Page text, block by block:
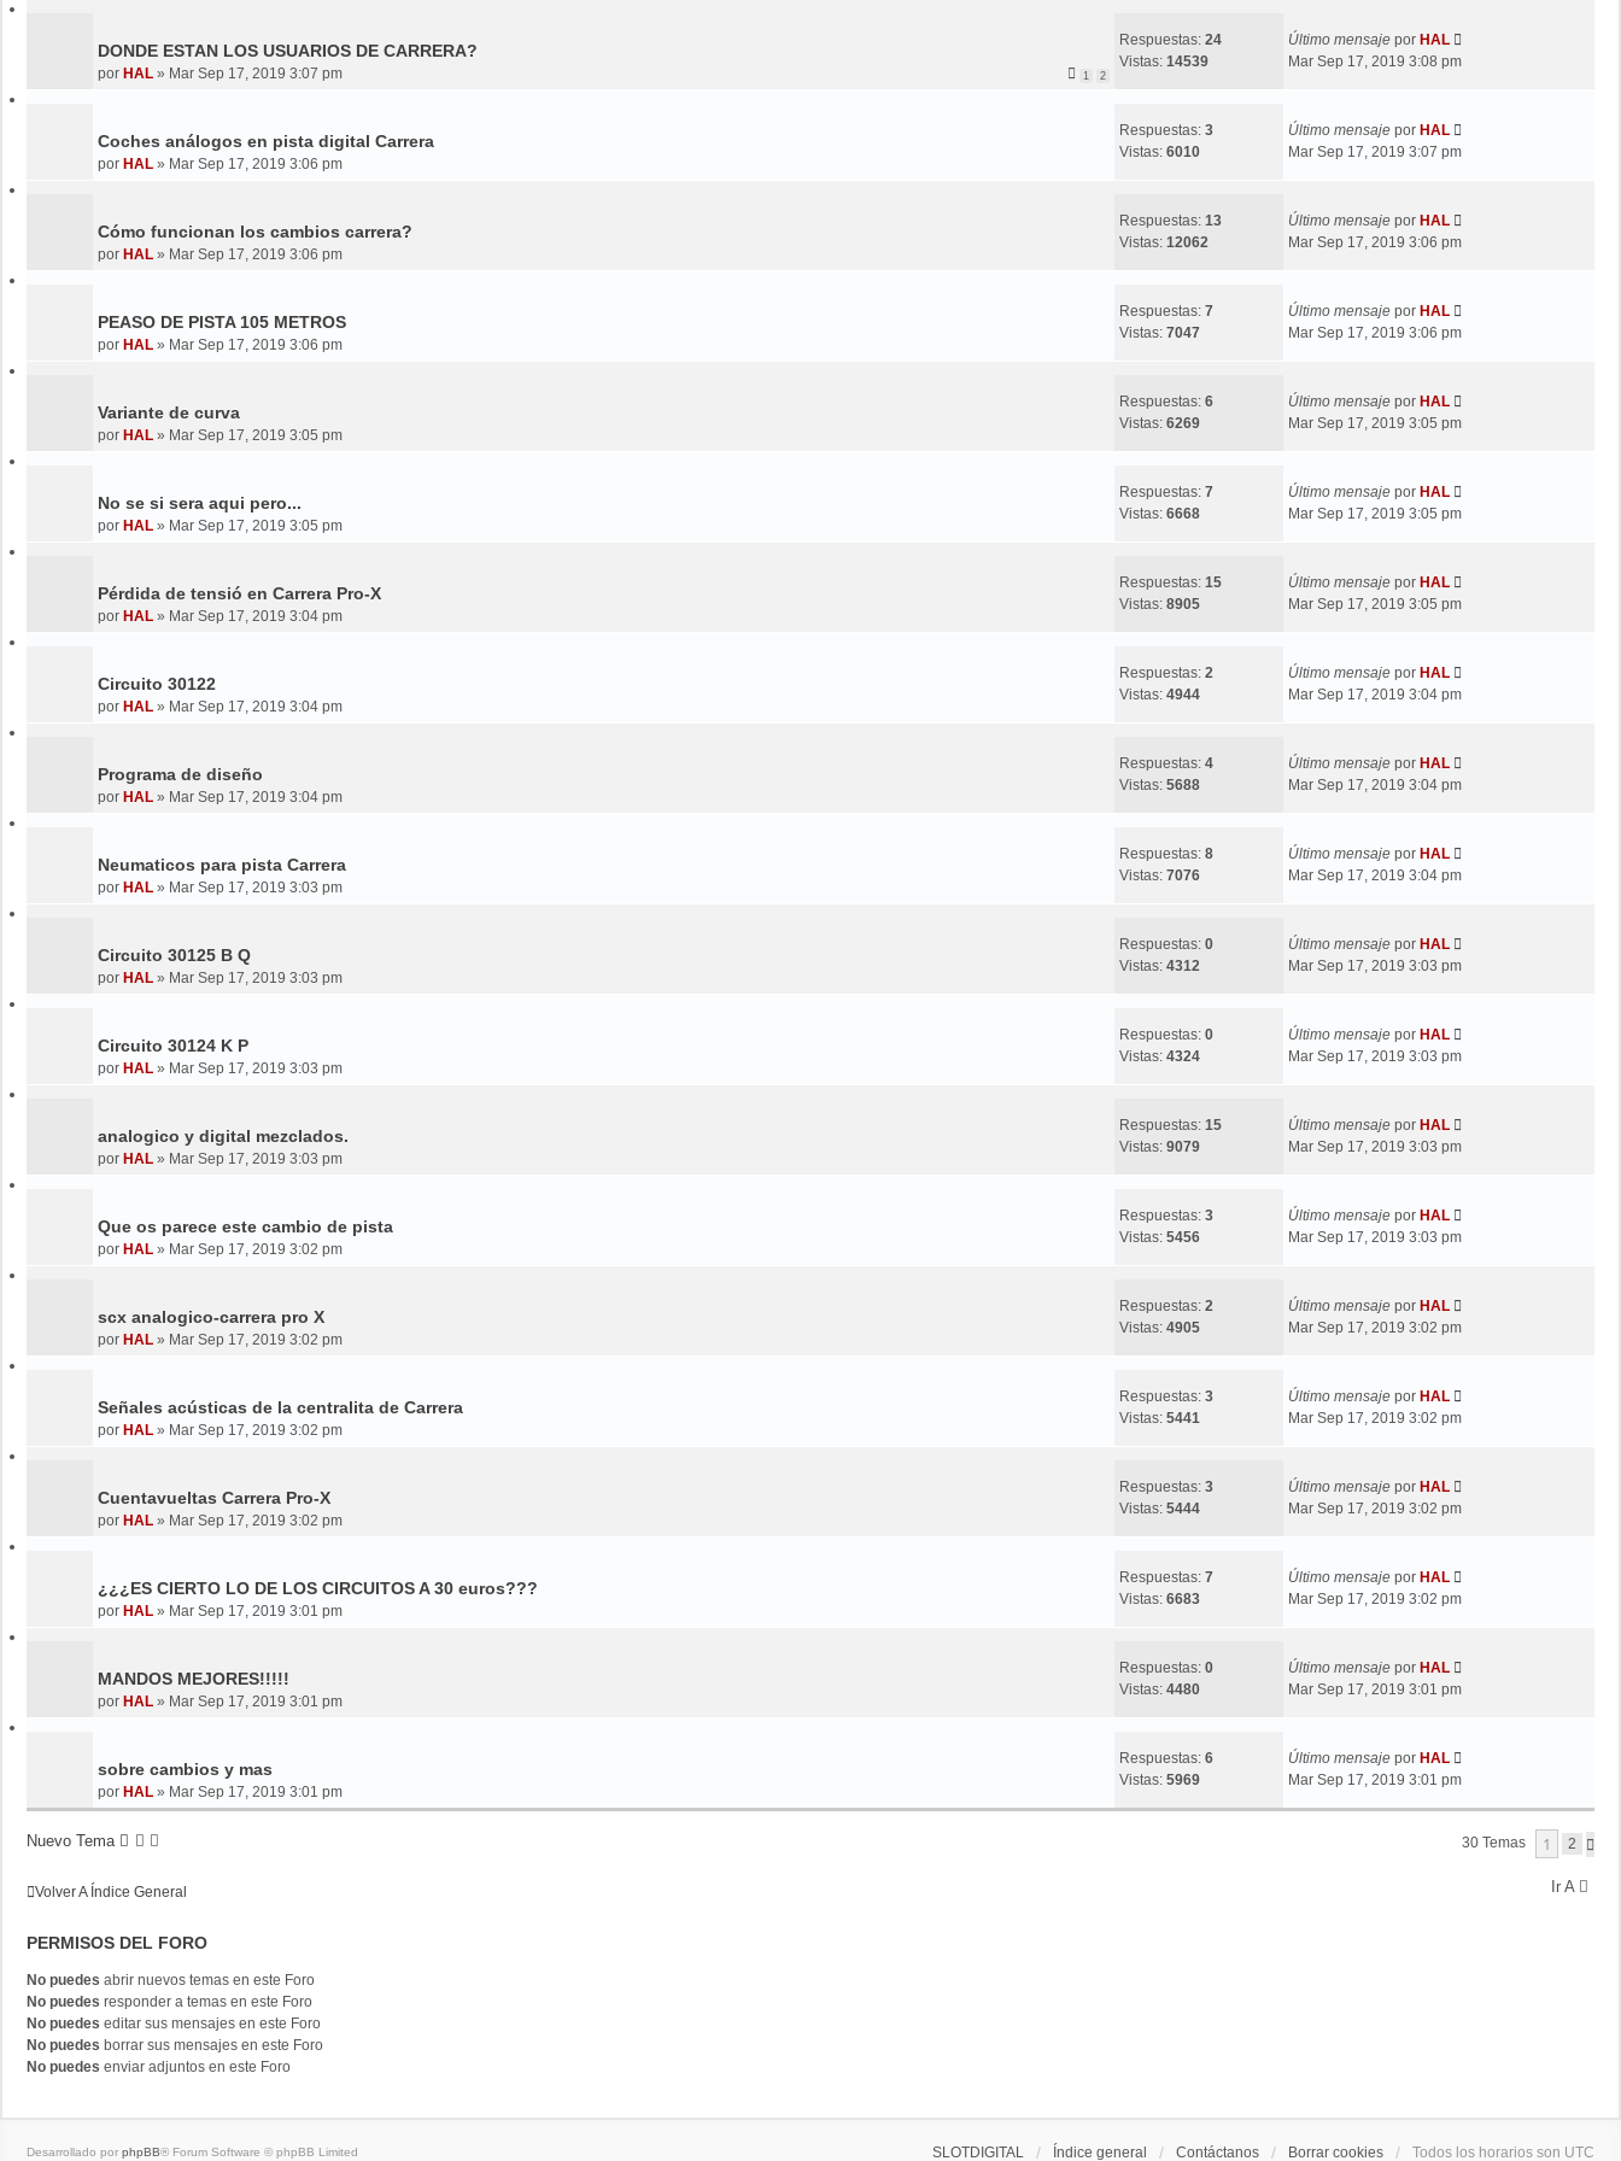
DONDE ESTAN LOS USUARIOS DE CARRERA?
por HAL » Mar Sep 17, 2019 3:07 pm 1 2
Respuestas: 24
Vistas: 14539
Último mensaje por HAL
Mar Sep 17, 2019 3:08 pm
Coches análogos en pista digital Carrera
por HAL » Mar Sep 17, 2019 3:06 pm
Respuestas: 3
Vistas: 6010
Último mensaje por HAL
Mar Sep 17, 2019 3:07 pm
Cómo funcionan los cambios carrera?
por HAL » Mar Sep 17, 2019 3:06 pm
Respuestas: 13
Vistas: 12062
Último mensaje por HAL
Mar Sep 17, 2019 3:06 pm
PEASO DE PISTA 105 METROS
por HAL » Mar Sep 17, 2019 3:06 pm
Respuestas: 7
Vistas: 7047
Último mensaje por HAL
Mar Sep 17, 2019 3:06 pm
Variante de curva
por HAL » Mar Sep 17, 2019 3:05 pm
Respuestas: 6
Vistas: 6269
Último mensaje por HAL
Mar Sep 17, 2019 3:05 pm
No se si sera aqui pero...
por HAL » Mar Sep 17, 2019 3:05 pm
Respuestas: 7
Vistas: 6668
Último mensaje por HAL
Mar Sep 17, 2019 3:05 pm
Pérdida de tensió en Carrera Pro-X
por HAL » Mar Sep 17, 2019 3:04 pm
Respuestas: 15
Vistas: 8905
Último mensaje por HAL
Mar Sep 17, 2019 3:05 pm
Circuito 30122
por HAL » Mar Sep 17, 2019 3:04 pm
Respuestas: 2
Vistas: 4944
Último mensaje por HAL
Mar Sep 17, 2019 3:04 pm
Programa de diseño
por HAL » Mar Sep 17, 2019 3:04 pm
Respuestas: 4
Vistas: 5688
Último mensaje por HAL
Mar Sep 17, 2019 3:04 pm
Neumaticos para pista Carrera
por HAL » Mar Sep 17, 2019 3:03 pm
Respuestas: 8
Vistas: 7076
Último mensaje por HAL
Mar Sep 17, 2019 3:04 pm
Circuito 30125 B Q
por HAL » Mar Sep 17, 2019 3:03 pm
Respuestas: 0
Vistas: 4312
Último mensaje por HAL
Mar Sep 17, 2019 3:03 pm
Circuito 30124 K P
por HAL » Mar Sep 17, 2019 3:03 pm
Respuestas: 0
Vistas: 4324
Último mensaje por HAL
Mar Sep 17, 2019 3:03 pm
analogico y digital mezclados.
por HAL » Mar Sep 17, 2019 3:03 pm
Respuestas: 15
Vistas: 9079
Último mensaje por HAL
Mar Sep 17, 2019 3:03 pm
Que os parece este cambio de pista
por HAL » Mar Sep 17, 2019 3:02 pm
Respuestas: 3
Vistas: 5456
Último mensaje por HAL
Mar Sep 17, 2019 3:03 pm
scx analogico-carrera pro X
por HAL » Mar Sep 17, 2019 3:02 pm
Respuestas: 2
Vistas: 4905
Último mensaje por HAL
Mar Sep 17, 2019 3:02 pm
Señales acústicas de la centralita de Carrera
por HAL » Mar Sep 17, 2019 3:02 pm
Respuestas: 3
Vistas: 5441
Último mensaje por HAL
Mar Sep 17, 2019 3:02 pm
Cuentavueltas Carrera Pro-X
por HAL » Mar Sep 17, 2019 3:02 pm
Respuestas: 3
Vistas: 5444
Último mensaje por HAL
Mar Sep 17, 2019 3:02 pm
¿¿¿ES CIERTO LO DE LOS CIRCUITOS A 30 euros???
por HAL » Mar Sep 17, 2019 3:01 pm
Respuestas: 7
Vistas: 6683
Último mensaje por HAL
Mar Sep 17, 2019 3:02 pm
MANDOS MEJORES!!!!!
por HAL » Mar Sep 17, 2019 3:01 pm
Respuestas: 0
Vistas: 4480
Último mensaje por HAL
Mar Sep 17, 2019 3:01 pm
sobre cambios y mas
por HAL » Mar Sep 17, 2019 3:01 pm
Respuestas: 6
Vistas: 5969
Último mensaje por HAL
Mar Sep 17, 2019 3:01 pm
Nuevo Tema 30 Temas 1 2
Volver A Índice General Ir A
PERMISOS DEL FORO
No puedes abrir nuevos temas en este Foro
No puedes responder a temas en este Foro
No puedes editar sus mensajes en este Foro
No puedes borrar sus mensajes en este Foro
No puedes enviar adjuntos en este Foro
SLOTDIGITAL Índice general Contáctanos Borrar cookies Todos los horarios son UTC
Desarrollado por phpBB® Forum Software © phpBB Limited